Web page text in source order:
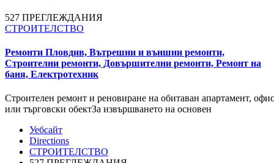
527 ПРЕГЛЕЖДАНИЯ
СТРОИТЕЛСТВО
Ремонти Пловдив, Вътрешни и външни ремонти,
Строителни ремонти, Довършителни ремонти, Ремонт на
баня, Електротехник
Строителен ремонт и реновиране на обитаван апартамент, офис
или търговски обектЗа извършването на основен
Уебсайт
Directions
СТРОИТЕЛСТВО